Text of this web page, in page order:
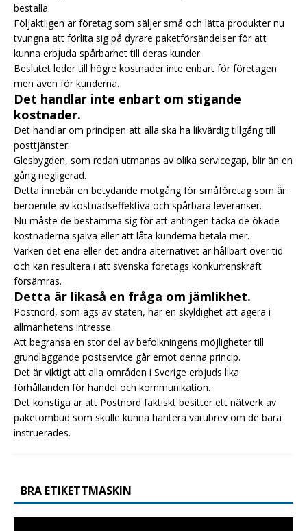
beställa.
Följaktligen är företag som säljer små och lätta produkter nu
tvungna att förlita sig på dyrare paketförsändelser för att
kunna erbjuda spårbarhet till deras kunder.
Beslutet leder till högre kostnader inte enbart för företagen
men även för kunderna.
Det handlar inte enbart om stigande
kostnader.
Det handlar om principen att alla ska ha likvärdig tillgång till
posttjänster.
Glesbygden, som redan utmanas av olika servicegap, blir än en
gång negligerad.
Detta innebär en betydande motgång för småföretag som är
beroende av kostnadseffektiva och spårbara leveranser.
Nu måste de bestämma sig för att antingen täcka de ökade
kostnaderna själva eller att låta kunderna betala mer.
Varken det ena eller det andra alternativet är hållbart över tid
och kan resultera i att svenska företags konkurrenskraft
försämras.
Detta är likaså en fråga om jämlikhet.
Postnord, som ägs av staten, har en skyldighet att agera i
allmänhetens intresse.
Att begränsa en stor del av befolkningens möjligheter till
grundläggande postservice går emot denna princip.
Det är viktigt att alla områden i Sverige erbjuds lika
förhållanden för handel och kommunikation.
Det konstiga är att Postnord faktiskt besitter ett nätverk av
paketombud som skulle kunna hantera varubrev om de bara
instruerades.
BRA ETIKETTMASKIN